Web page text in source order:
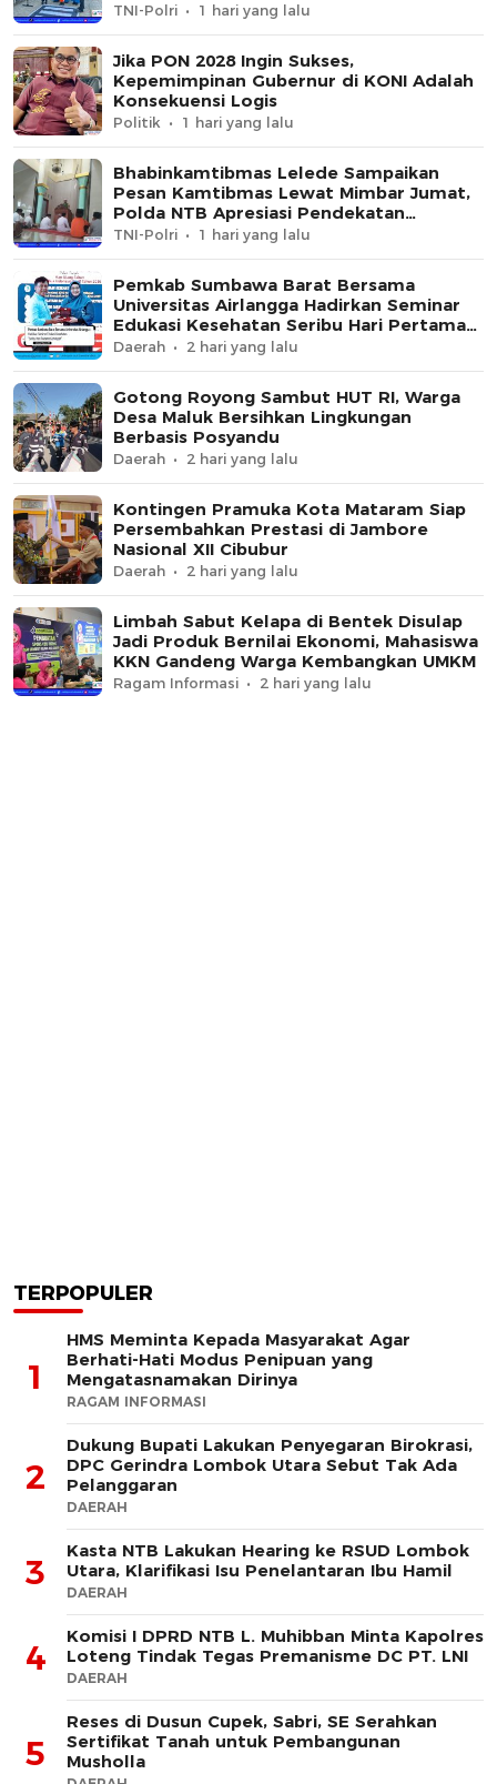
TNI-Polri 1 hari yang lalu
Jika PON 2028 Ingin Sukses,
Kepemimpinan Gubernur di KONI Adalah
Konsekuensi Logis
Politik 1 hari yang lalu
Bhabinkamtibmas Lelede Sampaikan
Pesan Kamtibmas Lewat Mimbar Jumat,
Polda NTB Apresiasi Pendekatan
Keagamaan
TNI-Polri 1 hari yang lalu
Pemkab Sumbawa Barat Bersama
Universitas Airlangga Hadirkan Seminar
Edukasi Kesehatan Seribu Hari Pertama
Kehidupan
Daerah 2 hari yang lalu
Gotong Royong Sambut HUT RI, Warga
Desa Maluk Bersihkan Lingkungan
Berbasis Posyandu
Daerah 2 hari yang lalu
Kontingen Pramuka Kota Mataram Siap
Persembahkan Prestasi di Jambore
Nasional XII Cibubur
Daerah 2 hari yang lalu
Limbah Sabut Kelapa di Bentek Disulap
Jadi Produk Bernilai Ekonomi, Mahasiswa
KKN Gandeng Warga Kembangkan UMKM
Ragam Informasi 2 hari yang lalu
TERPOPULER
1
HMS Meminta Kepada Masyarakat Agar
Berhati-Hati Modus Penipuan yang
Mengatasnamakan Dirinya
RAGAM INFORMASI
2
Dukung Bupati Lakukan Penyegaran Birokrasi,
DPC Gerindra Lombok Utara Sebut Tak Ada
Pelanggaran
DAERAH
3
Kasta NTB Lakukan Hearing ke RSUD Lombok
Utara, Klarifikasi Isu Penelantaran Ibu Hamil
DAERAH
4
Komisi I DPRD NTB L. Muhibban Minta Kapolres
Loteng Tindak Tegas Premanisme DC PT. LNI
DAERAH
5
Reses di Dusun Cupek, Sabri, SE Serahkan
Sertifikat Tanah untuk Pembangunan
Musholla